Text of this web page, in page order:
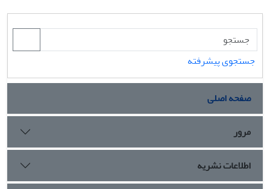
جستجوی پیشرفته
صفحه اصلی
مرور
اطلاعات نشریه